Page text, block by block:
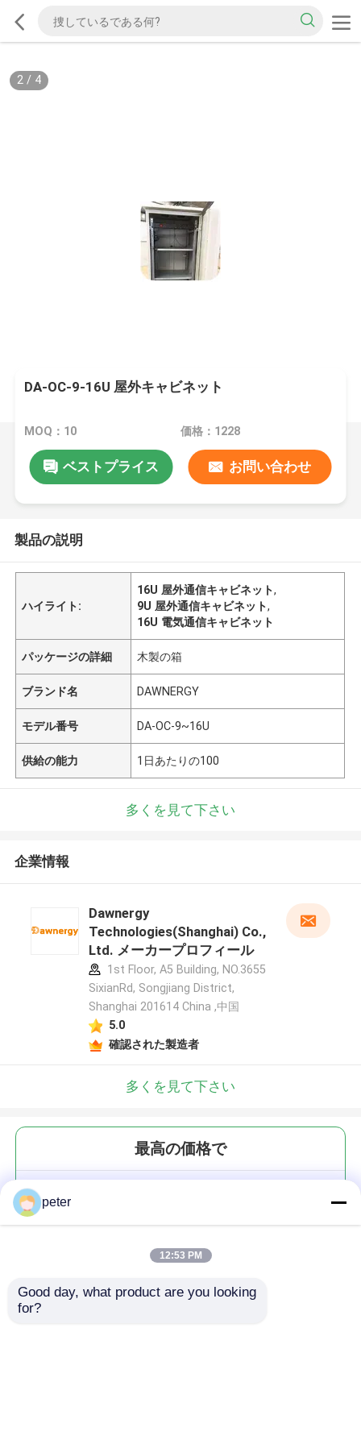
2/ 4
DA-OC-9-16U 屋外キャビネット
MOQ：10 価格：1228
ベストプライス お問い合わせ
製品の説明
ハイライト:
16U 屋外通信キャビネット,
9U 屋外通信キャビネット,
16U 電気通信キャビネット
パッケージの詳細 木製の箱
ブランド名 DAWNERGY
モデル番号 DA-OC-9~16U
供給の能力 1日あたりの100
多くを見て下さい
企業情報
Dawnergy
Technologies(Shanghai) Co.,
Ltd. メーカープロフィール
1st Floor, A5 Building, NO.3655
SixianRd, Songjiang District,
Shanghai 201614 China ,中国
5.0
確認された製造者
多くを見て下さい
最高の価格で
peter
12:53 PM
Good day, what product are you looking
for?